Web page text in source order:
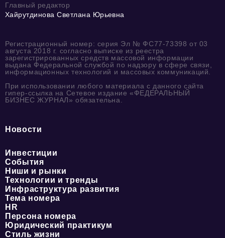
Главный редактор
Хайрутдинова Светлана Юрьевна
Регистрационный номер: серия Эл № ФС77-73398 от 03
августа 2018 г. согласно выписке из реестра
зарегистрированных средств массовой информации
выдана Федеральной службой по надзору в сфере связи,
информационных технологий и массовых коммуникаций.
При использовании любого материала с данного сайта
гипер-ссылка на Сетевое издание «ФЕДЕРАЛЬНЫЙ
БИЗНЕС ЖУРНАЛ» обязательна.
Новости
Инвестиции
События
Ниши и рынки
Технологии и тренды
Инфраструктура развития
Тема номера
HR
Персона номера
Юридический практикум
Стиль жизни